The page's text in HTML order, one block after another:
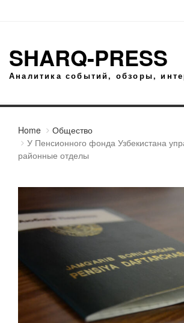
SHARQ-PRESS
Аналитика событий, обзоры,
Home
Общество
У Пенсионного фонда Узбекистана
районные отделы